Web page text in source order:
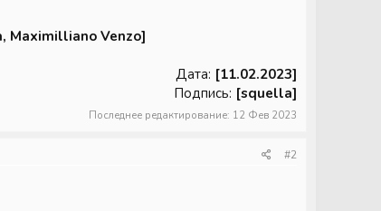
Maximilliano Venzo]
Дата: [11.02.2023]
Подпись: [squella]
Последнее редактирование: 12 Фев 2023
#2